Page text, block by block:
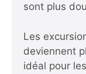
sont plus
Les
deviennent
idéal pour